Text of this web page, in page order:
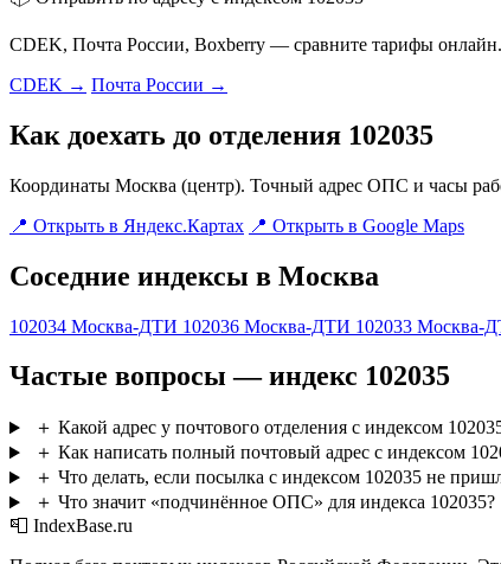
CDEK, Почта России, Boxberry — сравните тарифы онлайн.
CDEK → Почта России →
Как доехать до отделения 102035
Координаты Москва (центр). Точный адрес ОПС и часы
📍 Открыть в Яндекс.Картах 📍 Открыть в Google Maps
Соседние индексы в Москва
102034 Москва-ДТИ 102036 Москва-ДТИ 102033 Москва-
Частые вопросы — индекс 102035
＋ Какой адрес у почтового отделения с индексом
＋ Как написать полный почтовый адрес с индексом
＋ Что делать, если посылка с индексом 102035 не
＋ Что значит «подчинённое ОПС» для индекса 102035?
📮 IndexBase.ru